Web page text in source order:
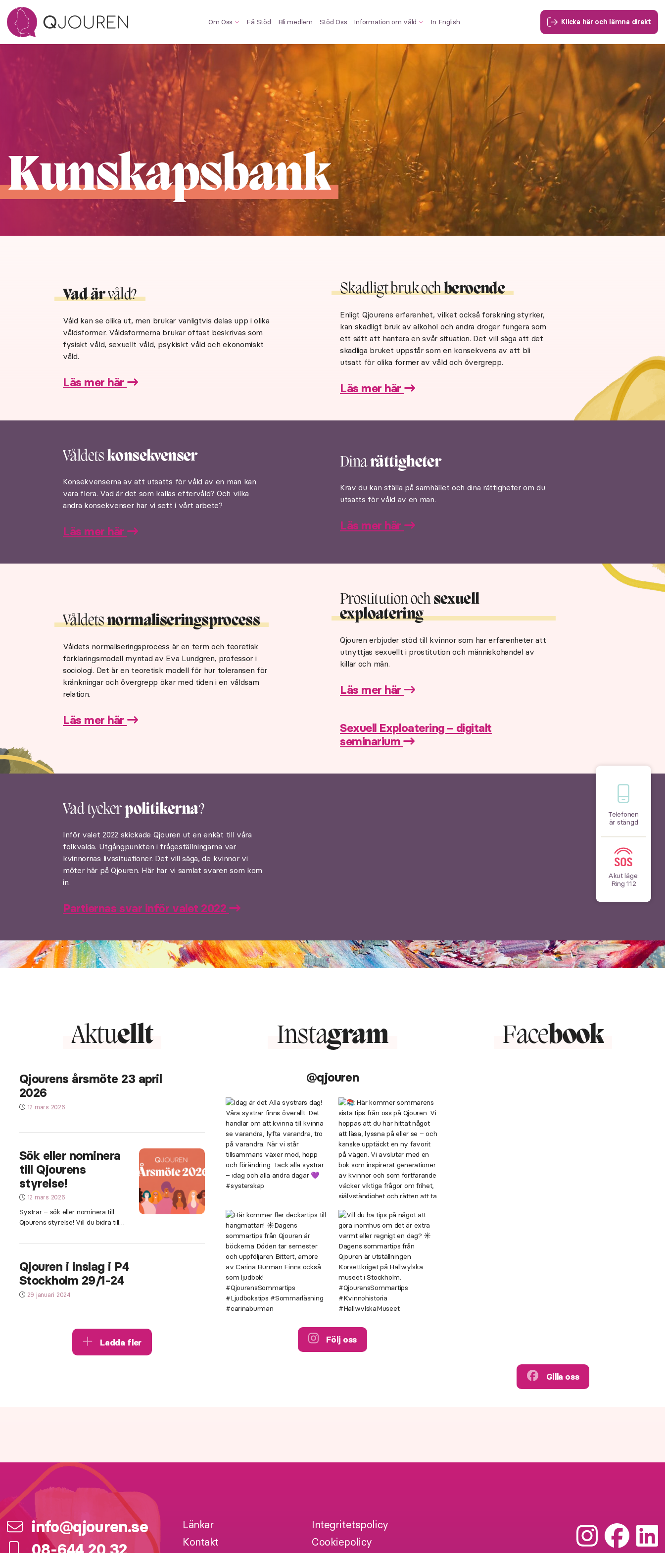
Om Oss Få Stöd Bli medlem Stöd Oss Information om våld In English Klicka här och lämna direkt
Telefonen
är stängd
Akut läge:
Ring 112
Kunskapsbank
Vad ärvåld?
Våld kan se olika ut, men brukar vanligtvis delas upp i olika
våldsformer. Våldsformerna brukar oftast beskrivas som
fysiskt våld, sexuellt våld, psykiskt våld och ekonomiskt
våld.
Läs mer här
Skadligt bruk ochberoende
Enligt Qjourens erfarenhet, vilket också forskning styrker,
kan skadligt bruk av alkohol och andra droger fungera som
ett sätt att hantera en svår situation. Det vill säga att det
skadliga bruket uppstår som en konsekvens av att bli
utsatt för olika former av våld och övergrepp.
Läs mer här
Våldetskonsekvenser
Konsekvenserna av att utsatts för våld av en man kan
vara flera. Vad är det som kallas eftervåld? Och vilka
andra konsekvenser har vi sett i vårt arbete?
Läs mer här
Dinarättigheter
Krav du kan ställa på samhället och dina rättigheter om du
utsatts för våld av en man.
Läs mer här
Våldetsnormaliseringsprocess
Våldets normaliseringsprocess är en term och teoretisk
förklaringsmodell myntad av Eva Lundgren, professor i
sociologi. Det är en teoretisk modell för hur toleransen för
kränkningar och övergrepp ökar med tiden i en våldsam
relation.
Läs mer här
Prostitution ochsexuell
exploatering
Qjouren erbjuder stöd till kvinnor som har erfarenheter att
utnyttjas sexuellt i prostitution och människohandel av
killar och män.
Läs mer här
Sexuell Exploatering – digitalt
seminarium
Vad tyckerpolitikerna?
Inför valet 2022 skickade Qjouren ut en enkät till våra
folkvalda. Utgångpunkten i frågeställningarna var
kvinnornas livssituationer. Det vill säga, de kvinnor vi
möter här på Qjouren. Här har vi samlat svaren som kom
in.
Partiernas svar inför valet 2022
Aktuellt
Qjourens årsmöte 23 april
2026
12 mars 2026
Sök eller nominera
till Qjourens
styrelse!
12 mars 2026
Systrar – sök eller nominera till
Qjourens styrelse! Vill du bidra till
mäns våld mot kvinnor? Qjouren
styrelsen och bidra med tid,
erfarenhet och kompetens.
Styrelsen arbetar strategiskt med
verksamhetsutveckling, budget och
Qjouren i inslag i P4
Stockholm 29/1-24
29 januari 2024
Ladda fler
Instagram
@qjouren
Följ oss
Facebook
Gilla oss
info@qjouren.se
08-644 20 32
Länkar
Kontakt
Integritetspolicy
Cookiepolicy